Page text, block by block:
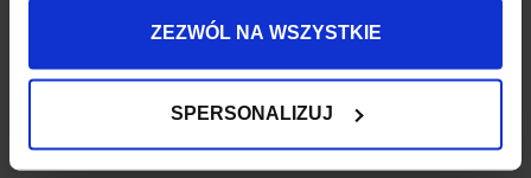
ZEZWÓL NA WSZYSTKIE
SPERSONALIZUJ
WODOODPORNOŚĆ NIE